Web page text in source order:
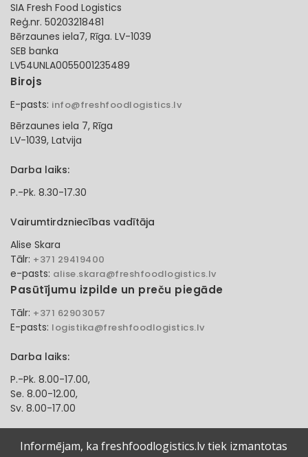
SIA Fresh Food Logistics
Reģ.nr. 50203218481
Bērzaunes iela7, Rīga. LV-1039
SEB banka
LV54UNLA0055001235489
Birojs
E-pasts: info@freshfoodlogistics.lv
Bērzaunes iela 7, Rīga
LV-1039, Latvija
Darba laiks:
P.-Pk. 8.30-17.30
Vairumtirdzniecības vadītāja
Alise Skara
Tālr: +371 29419400
e-pasts: alise.skara@freshfoodlogistics.lv
Pasūtījumu izpilde un preču piegāde
Tālr: +371 62903057
E-pasts: logistika@freshfoodlogistics.lv
Darba laiks:
P.-Pk. 8.00-17.00,
Se. 8.00-12.00,
Sv. 8.00-17.00
Informējam, ka freshfoodlogistics.lv tiek izmantotas